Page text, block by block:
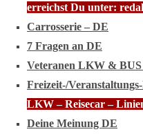
erreichst Du unter:
Carrosserie – DE
7 Fragen an DE
Veteranen LKW &
Freizeit-/
LKW – Reisecar –
Deine Meinung DE